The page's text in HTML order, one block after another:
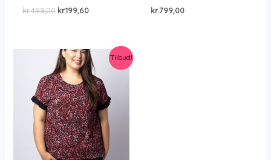
kr.499,00 Den
kr.499,00.
kr.199,60Den
kr.199,60.
kr.799,00
Tilbud!